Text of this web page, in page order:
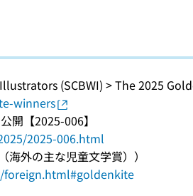
(SCBWI) > The 2025
winners
開【2025-006】
2025-006.html
外の主な児童文学賞））